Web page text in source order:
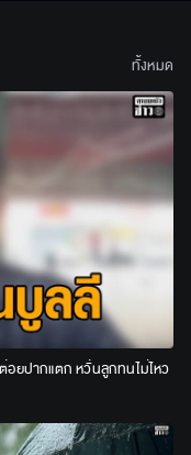
ยปากแตก หวั่นลูกทนไม่ไหว
ทั้งหมด